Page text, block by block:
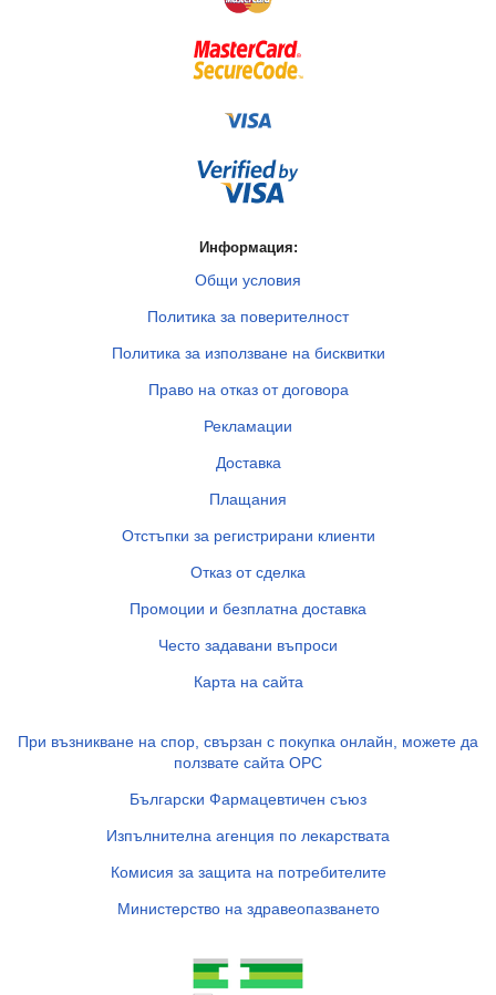
Информация:
Общи условия
Политика за поверителност
Политика за използване на бисквитки
Право на отказ от договора
Рекламации
Доставка
Плащания
Отстъпки за регистрирани клиенти
Отказ от сделка
Промоции и безплатна доставка
Често задавани въпроси
Карта на сайта
При възникване на спор, свързан с покупка онлайн, можете да
ползвате сайта ОРС
Български Фармацевтичен съюз
Изпълнителна агенция по лекарствата
Комисия за защита на потребителите
Министерство на здравеопазването